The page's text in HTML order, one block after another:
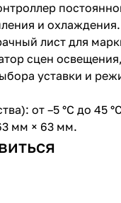
и
лист для
сцен
уставки и
от –5 °C до 45
мм × 63 мм.